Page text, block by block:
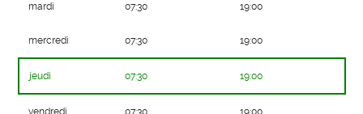
mardi 07:30 19:00
mercredi 07:30 19:00
jeudi 07:30 19:00
vendredi 07:30 19:00